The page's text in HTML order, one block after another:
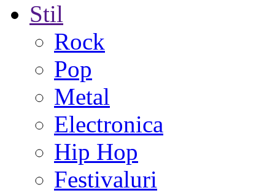
Stil
Rock
Pop
Metal
Electronica
Hip Hop
Festivaluri